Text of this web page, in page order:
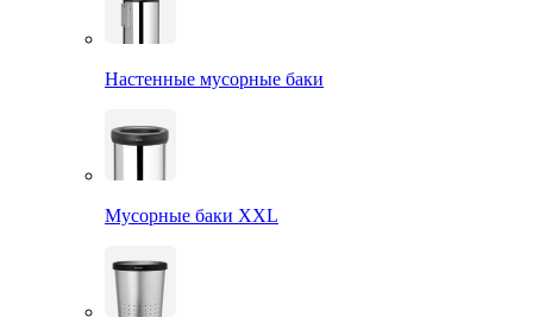
Настенные мусорные баки
Мусорные баки XXL